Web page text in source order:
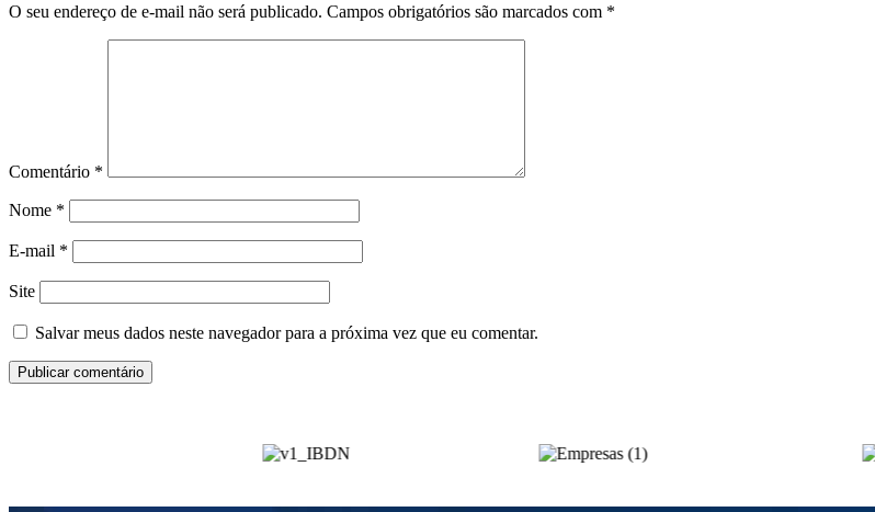
O seu endereço de e-mail não será publicado. Campos obrigatórios são marcados com *
Comentário *
Nome *
E-mail *
Site
Salvar meus dados neste navegador para a próxima vez que eu comentar.